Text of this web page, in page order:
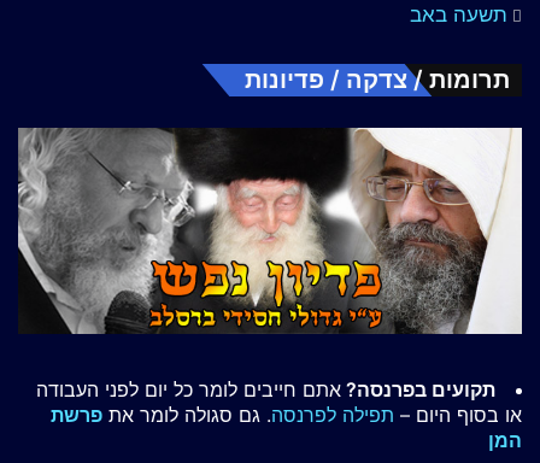
תשעה באב
תרומות / צדקה / פדיונות
תקועים בפרנסה? אתם חייבים לומר כל יום לפני העבודה
או בסוף היום – תפילה לפרנסה. גם סגולה לומר את פרשת
המן